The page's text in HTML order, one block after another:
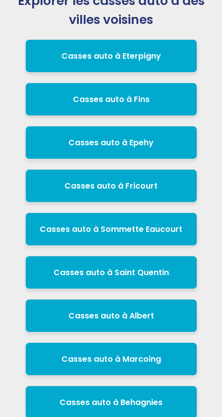
villes voisines
Casses auto à Eterpigny
Casses auto à Fins
Casses auto à Epehy
Casses auto à Fricourt
Casses auto à Sommette Eaucourt
Casses auto à Saint Quentin
Casses auto à Albert
Casses auto à Marcoing
Casses auto à Behagnies